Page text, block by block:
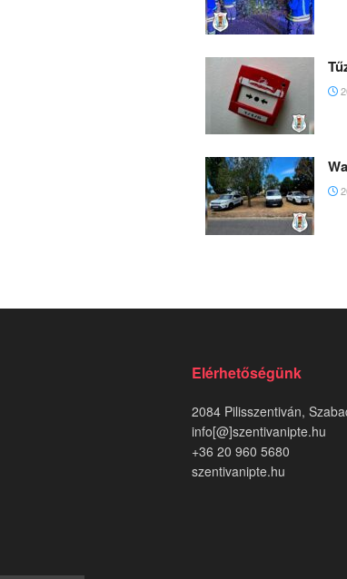
Elérhetőségünk
2084 Pilisszentiván,
info[@]szentivanipte.hu
+36 20 960 5680
szentivanipte.hu